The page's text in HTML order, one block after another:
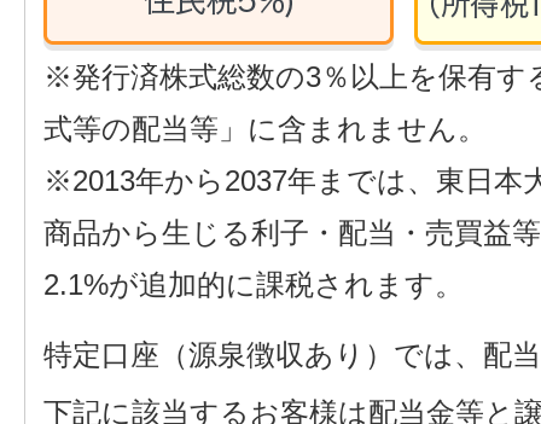
※発行済株式総数の3％以上を保有す
式等の配当等」に含まれません。
※2013年から2037年までは、東日本
商品から生じる利子・配当・売買益
2.1%が追加的に課税されます。
特定口座（源泉徴収あり）では、配
下記に該当するお客様は配当金等と